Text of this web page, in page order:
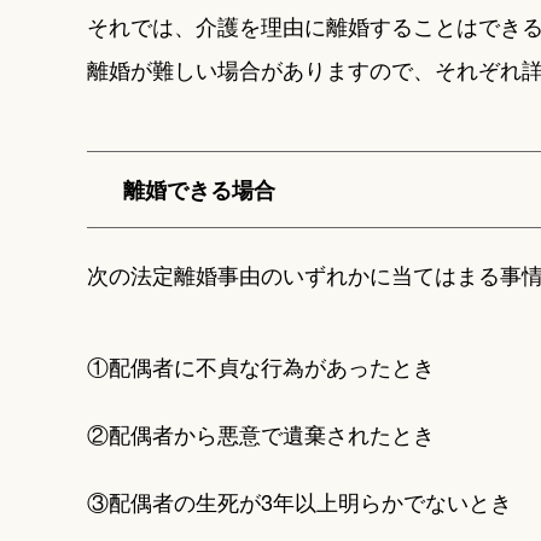
それでは、介護を理由に離婚することはでき
離婚が難しい場合がありますので、それぞれ
離婚できる場合
次の法定離婚事由のいずれかに当てはまる事
①配偶者に不貞な行為があったとき
②配偶者から悪意で遺棄されたとき
③配偶者の生死が3年以上明らかでないとき